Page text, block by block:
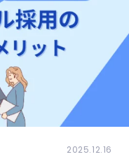
2025.12.16